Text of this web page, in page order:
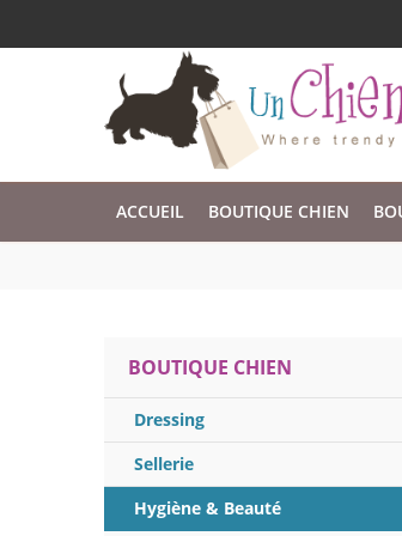
Accessoires & Design pour Chien, Chat, et
ACCUEIL BOUTIQUE CHIEN
BOUTIQUE CHIEN
Dressing
Sellerie
Hygiène & Beauté